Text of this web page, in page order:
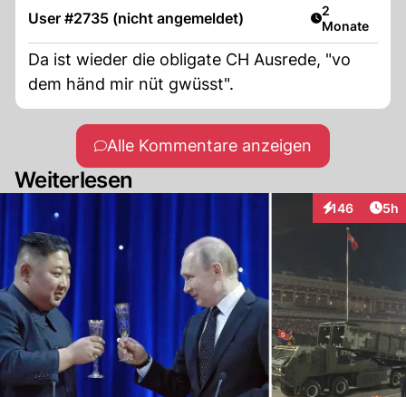
User #2735 (nicht angemeldet) Artikel
2
Monate
Da ist wieder die obligate CH Ausrede, "vo
dem händ mir nüt gwüsst".
Alle Kommentare anzeigen
Weiterlesen
146
Interaktionen
5h